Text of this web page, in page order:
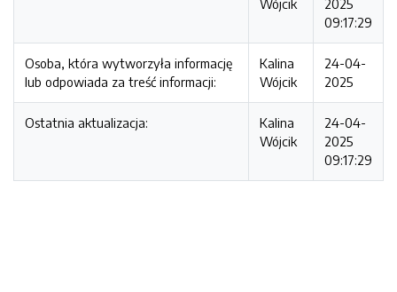
Wójcik
2025
09:17:29
Osoba, która wytworzyła informację
lub odpowiada za treść informacji:
Kalina
Wójcik
24-04-
2025
Ostatnia aktualizacja:
Kalina
Wójcik
24-04-
2025
09:17:29